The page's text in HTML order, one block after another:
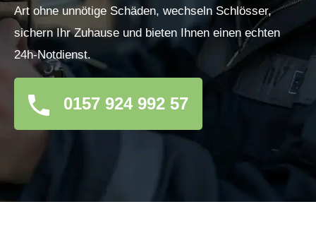
Art ohne unnötige Schäden, wechseln Schlösser,
sichern Ihr Zuhause und bieten Ihnen einen echten
24h-Notdienst.
0157 924 992 57